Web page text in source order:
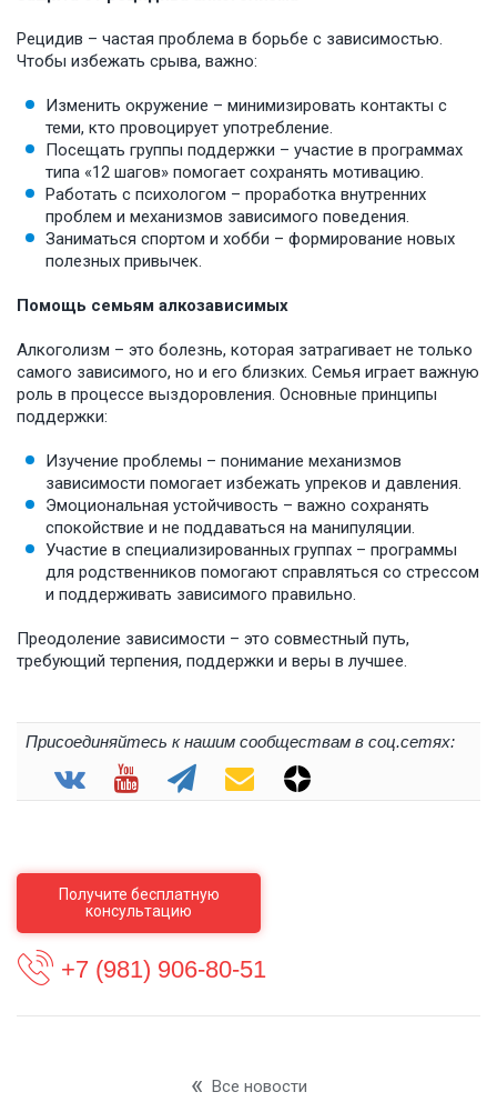
Рецидив – частая проблема в борьбе с зависимостью.
Чтобы избежать срыва, важно:
Изменить окружение – минимизировать контакты с
теми, кто провоцирует употребление.
Посещать группы поддержки – участие в программах
типа «12 шагов» помогает сохранять мотивацию.
Работать с психологом – проработка внутренних
проблем и механизмов зависимого поведения.
Заниматься спортом и хобби – формирование новых
полезных привычек.
Помощь семьям алкозависимых
Алкоголизм – это болезнь, которая затрагивает не только
самого зависимого, но и его близких. Семья играет важную
роль в процессе выздоровления. Основные принципы
поддержки:
Изучение проблемы – понимание механизмов
зависимости помогает избежать упреков и давления.
Эмоциональная устойчивость – важно сохранять
спокойствие и не поддаваться на манипуляции.
Участие в специализированных группах – программы
для родственников помогают справляться со стрессом
и поддерживать зависимого правильно.
Преодоление зависимости – это совместный путь,
требующий терпения, поддержки и веры в лучшее.
Присоединяйтесь к нашим сообществам в соц.сетях:
Получите бесплатную
консультацию
+7 (981) 906-80-51
Все новости